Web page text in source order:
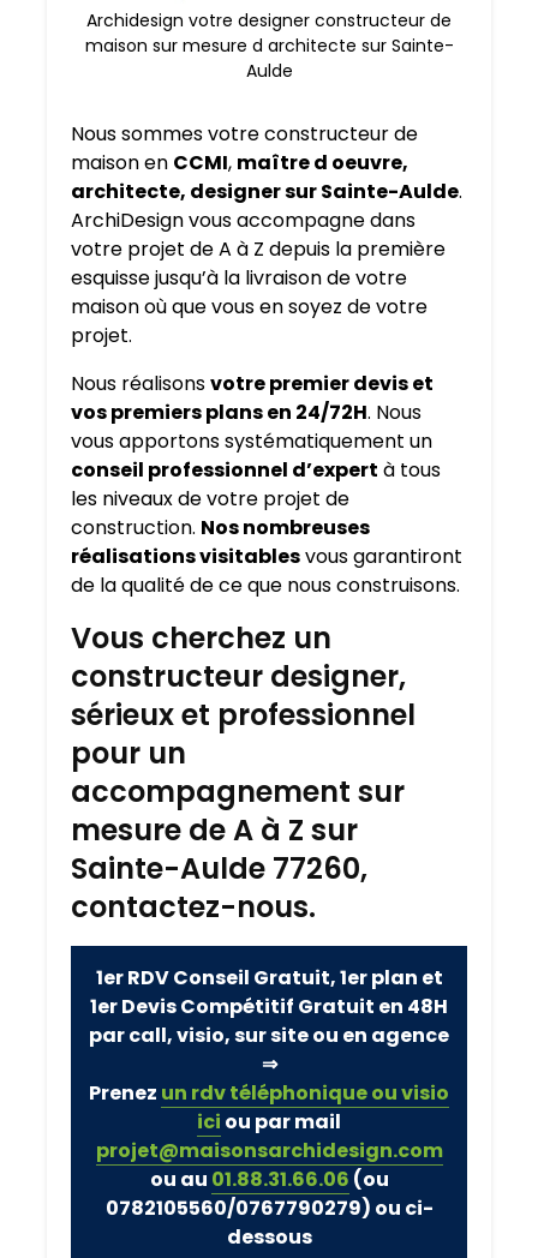
Archidesign votre designer constructeur de
maison sur mesure d architecte sur Sainte-
Aulde
Nous sommes votre constructeur de
maison en CCMI, maître d oeuvre,
architecte, designer sur Sainte-Aulde.
ArchiDesign vous accompagne dans
votre projet de A à Z depuis la première
esquisse jusqu’à la livraison de votre
maison où que vous en soyez de votre
projet.
Nous réalisonsvotre premier devis et
vos premiers plans en 24/72H. Nous
vous apportons systématiquement un
conseil professionnel d’expert à tous
les niveaux de votre projet de
construction. Nos nombreuses
réalisations visitablesvous garantiront
de la qualité de ce que nous construisons.
Vous cherchez un
constructeur designer,
sérieux et professionnel
pour un
accompagnement sur
mesure de A à Z sur
Sainte-Aulde 77260,
contactez-nous.
1er RDV Conseil Gratuit, 1er plan et
1er Devis Compétitif Gratuit en 48H
par call, visio, sur site ou en agence
⇒
Prenez un rdv téléphonique ou visio
ici ou par mail
projet@maisonsarchidesign.com
ou au 01.88.31.66.06 (ou
0782105560/0767790279) ou ci-
dessous